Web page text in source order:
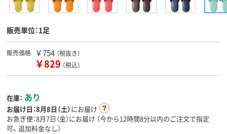
販売単位：1足
販売価格 ￥754 （税抜き）
￥829 （税込）
在庫： あり
お届け日：8月8日（土）にお届け
お急ぎ便：8月7日（金）にお届け （今から12時間8分以内のご注文で指定
可。追加料金なし）